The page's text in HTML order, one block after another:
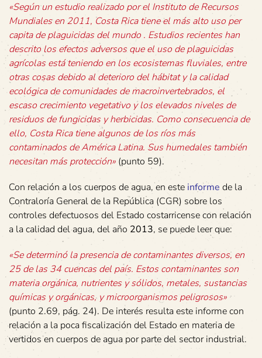
«Según un estudio realizado por el Instituto de Recursos
Mundiales en 2011, Costa Rica tiene el más alto uso per
capita de plaguicidas del mundo . Estudios recientes han
descrito los efectos adversos que el uso de plaguicidas
agrícolas está teniendo en los ecosistemas fluviales, entre
otras cosas debido al deterioro del hábitat y la calidad
ecológica de comunidades de macroinvertebrados, el
escaso crecimiento vegetativo y los elevados niveles de
residuos de fungicidas y herbicidas. Como consecuencia de
ello, Costa Rica tiene algunos de los ríos más
contaminados de América Latina. Sus humedales también
necesitan más protección» (punto 59).
Con relación a los cuerpos de agua, en este informe de la
Contraloría General de la República (CGR) sobre los
controles defectuosos del Estado costarricense con relación
a la calidad del agua, del año 2013, se puede leer que:
«Se determinó la presencia de contaminantes diversos, en
25 de las 34 cuencas del país. Estos contaminantes son
materia orgánica, nutrientes y sólidos, metales, sustancias
químicas y orgánicas, y microorganismos peligrosos»
(punto 2.69, pág. 24). De interés resulta este informe con
relación a la poca fiscalización del Estado en materia de
vertidos en cuerpos de agua por parte del sector industrial.